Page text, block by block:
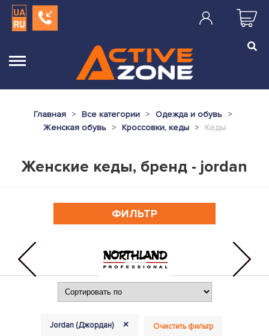
UA
RU
Главная Все категории
Одежда и обувь
Женская обувь
Кроссовки, кеды Кеды
Женские кеды, бренд - jordan
ФИЛЬТР
Jordan (Джордан) + Очистить фильтр